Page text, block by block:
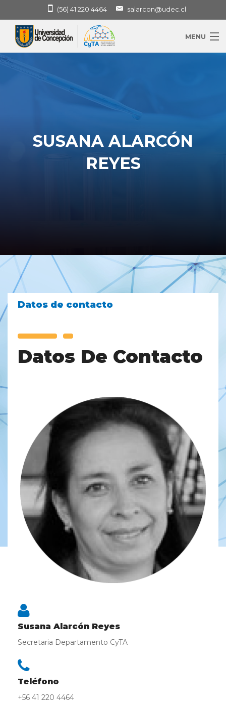
(56) 41 220 4464 salarcon@udec.cl
MENU
Investigación
Infraestructura Y Equipamiento
SUSANA ALARCÓN
REYES
Datos de contacto
Datos De Contacto
Susana Alarcón Reyes
Secretaria Departamento CyTA
Teléfono
+56 41 220 4464